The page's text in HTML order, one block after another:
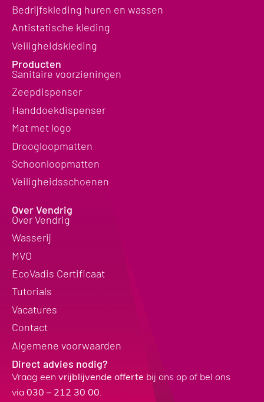
Bedrijfskleding huren en wassen
Antistatische kleding
Veiligheidskleding
Producten
Sanitaire voorzieningen
Zeepdispenser
Handdoekdispenser
Mat met logo
Droogloopmatten
Schoonloopmatten
Veiligheidsschoenen
Over Vendrig
Over Vendrig
Wasserij
MVO
EcoVadis Certificaat
Tutorials
Vacatures
Contact
Algemene voorwaarden
Direct advies nodig?
Vraag een vrijblijvende offerte bij ons op of bel ons
via030 – 212 30 00